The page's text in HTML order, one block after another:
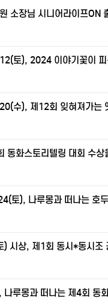
소장님 시니어라이프ON
토), 2024 이야기꽃이 피
수), 제12회 잊혀져가는
동화스토리텔링 대회 수상
토), 나루몽과 떠나는 호
시상, 제1회 동시*동시조
루몽과 떠나는 제4회 동